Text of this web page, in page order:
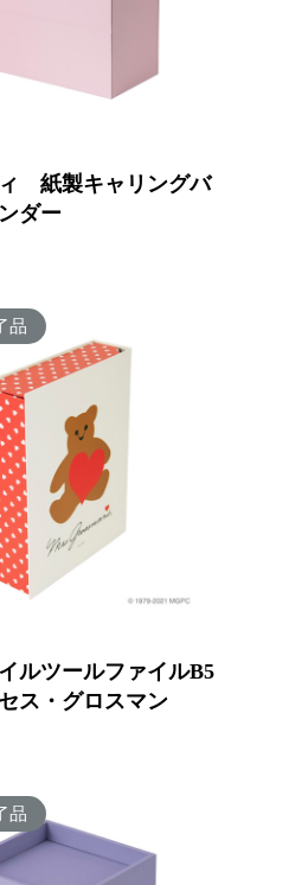
やすいファイ
紙製キャリングバ
ダー
プルな紙箱収納
品
ルツールファイルB5
ス・グロスマン
品